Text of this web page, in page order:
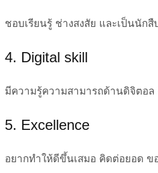
ชอบเรียนรู้ ช่างสงสัย และเป็นนัก
4. Digital skill
มีความรู้ความสามารถด้านดิจิตอล
5. Excellence
อยากทำให้ดีขึ้นเสมอ คิดต่อยอด ข